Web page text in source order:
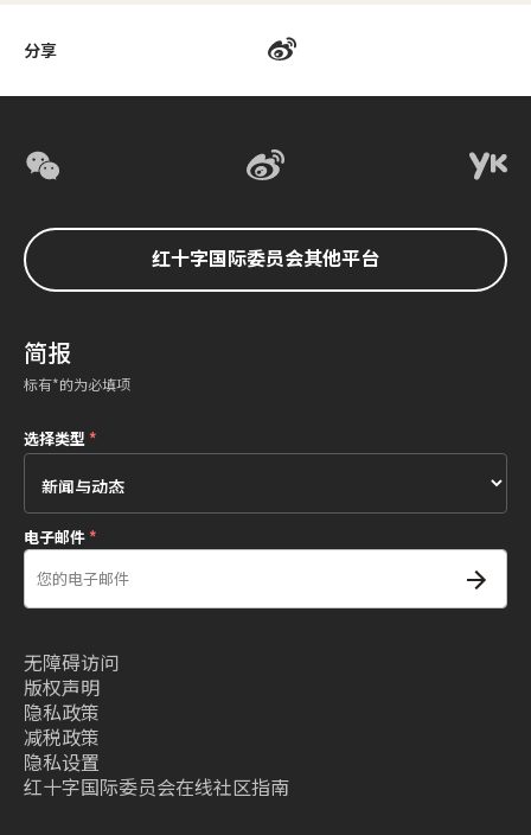
分享
红十字国际委员会其他平台
简报
标有*的为必填项
选择类型 *
电子邮件*
无障碍访问
版权声明
隐私政策
减税政策
隐私设置
红十字国际委员会在线社区指南